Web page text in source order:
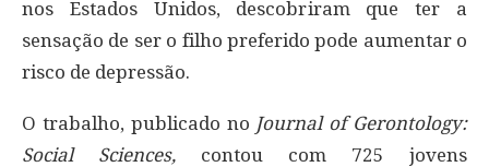
nos Estados Unidos, descobriram que ter a
sensação de ser o filho preferido pode aumentar o
risco de depressão.
O trabalho, publicado no Journal of Gerontology:
Social Sciences, contou com 725 jovens